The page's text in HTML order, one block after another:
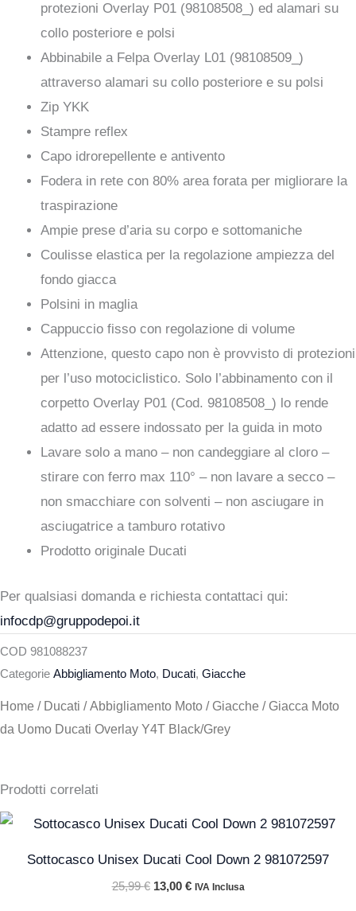
protezioni Overlay P01 (98108508_) ed alamari su
collo posteriore e polsi
Abbinabile a Felpa Overlay L01 (98108509_)
attraverso alamari su collo posteriore e su polsi
Zip YKK
Stampre reflex
Capo idrorepellente e antivento
Fodera in rete con 80% area forata per migliorare la
traspirazione
Ampie prese d’aria su corpo e sottomaniche
Coulisse elastica per la regolazione ampiezza del
fondo giacca
Polsini in maglia
Cappuccio fisso con regolazione di volume
Attenzione, questo capo non è provvisto di protezioni
per l’uso motociclistico. Solo l’abbinamento con il
corpetto Overlay P01 (Cod. 98108508_) lo rende
adatto ad essere indossato per la guida in moto
Lavare solo a mano – non candeggiare al cloro –
stirare con ferro max 110° – non lavare a secco –
non smacchiare con solventi – non asciugare in
asciugatrice a tamburo rotativo
Prodotto originale Ducati
Per qualsiasi domanda e richiesta contattaci qui:
infocdp@gruppodepoi.it
COD 981088237
Categorie Abbigliamento Moto, Ducati, Giacche
Home / Ducati /Abbigliamento Moto / Giacche / Giacca Moto
da Uomo Ducati Overlay Y4T Black/Grey
Prodotti correlati
Sottocasco Unisex Ducati Cool Down 2 981072597
25,99€
Il
era:
25,99 €.
13,00 €
Il
è:
13,00 €.
IVA Inclusa